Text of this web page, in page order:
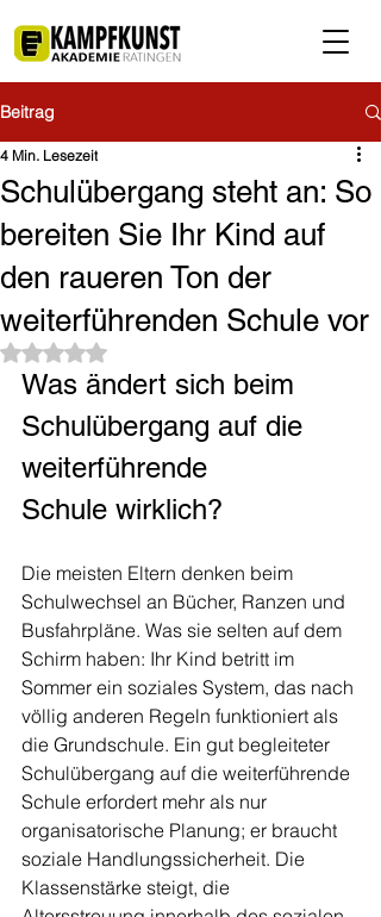
Beitrag
Schulübergang steht an: So
bereiten Sie Ihr Kind auf
den raueren Ton der
weiterführenden Schule vor
4 Min. Lesezeit
Mit NaN von 5 Sternen bewertet.
Was ändert sich beim
Schulübergang auf die
weiterführende
Schule wirklich?
Die meisten Eltern denken beim
Schulwechsel an Bücher, Ranzen und
Busfahrpläne. Was sie selten auf dem
Schirm haben: Ihr Kind betritt im
Sommer ein soziales System, das nach
völlig anderen Regeln funktioniert als
die Grundschule. Ein gut begleiteter
Schulübergang auf die weiterführende
Schule erfordert mehr als nur
organisatorische Planung; er braucht
soziale Handlungssicherheit. Die
Klassenstärke steigt, die